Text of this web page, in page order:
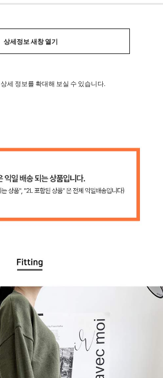
상세정보 새창 열기
상세 정보를 확대해 보실 수 있습니다.